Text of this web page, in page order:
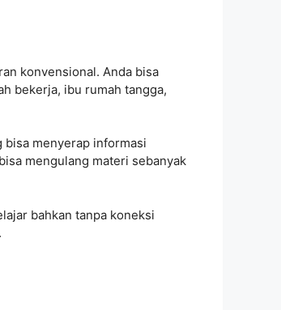
konvensional. Anda bisa
bekerja, ibu rumah tangga,
bisa menyerap informasi
mengulang materi sebanyak
bahkan tanpa koneksi